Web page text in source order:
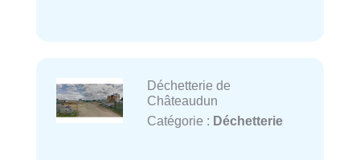
Déchetterie de
Châteaudun
Catégorie : Déchetterie